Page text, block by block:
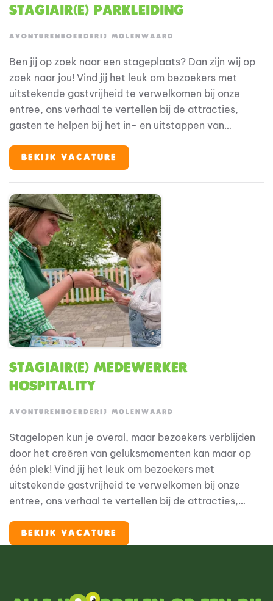
Stagiair(e) Parkleiding
AVONTURENBOERDERIJ MOLENWAARD
Ben jij op zoek naar een stageplaats? Dan zijn wij op
zoek naar jou! Vind jij het leuk om bezoekers met
uitstekende gastvrijheid te verwelkomen bij onze
entree, ons verhaal te vertellen bij de attracties,
gasten te helpen bij het in- en uitstappen van
producten te laten proeven in de horeca of om de
leukste Fien & Teun merchandise in onze mooie
dit de perfecte stageplaats voor jou!
BEKIJK VACATURE
Stagiair(e) Medewerker
Hospitality
AVONTURENBOERDERIJ MOLENWAARD
Stagelopen kun je overal, maar bezoekers verblijden
door het creëren van geluksmomenten kan maar op
één plek! Vind jij het leuk om bezoekers met
uitstekende gastvrijheid te verwelkomen bij onze
entree, ons verhaal te vertellen bij de attracties,
attracties, bezoekers de lekkerste Hollandse
producten te laten proeven in de horeca of om de
dit de perfecte stageplaats voor jou!
BEKIJK VACATURE